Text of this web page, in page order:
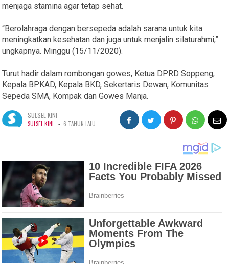
menjaga stamina agar tetap sehat.
“Berolahraga dengan bersepeda adalah sarana untuk kita
meningkatkan kesehatan dan juga untuk menjalin silaturahmi,”
ungkapnya. Minggu (15/11/2020).
Turut hadir dalam rombongan gowes, Ketua DPRD Soppeng,
Kepala BPKAD, Kepala BKD, Sekertaris Dewan, Komunitas
Sepeda SMA, Kompak dan Gowes Manja.
SULSEL KINI
SULSEL KINI - 6 TAHUN LALU